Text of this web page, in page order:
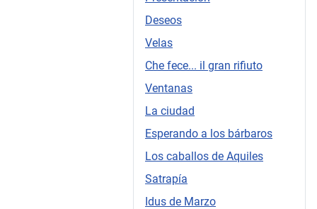
Deseos
Velas
Che fece... il gran rifiuto
Ventanas
La ciudad
Esperando a los bárbaros
Los caballos de Aquiles
Satrapía
Idus de Marzo